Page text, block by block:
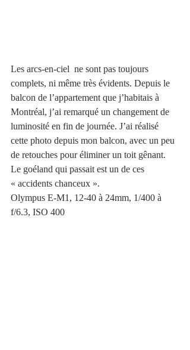
Les arcs-en-ciel  ne sont pas toujours
complets, ni même très évidents. Depuis le
balcon de l’appartement que j’habitais à
Montréal, j’ai remarqué un changement de
luminosité en fin de journée. J’ai réalisé
cette photo depuis mon balcon, avec un peu
de retouches pour éliminer un toit gênant.
Le goéland qui passait est un de ces
« accidents chanceux ».
Olympus E-M1, 12-40 à 24mm, 1/400 à
f/6.3, ISO 400